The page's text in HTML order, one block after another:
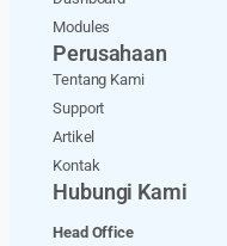
Modules
Perusahaan
Tentang Kami
Support
Artikel
Kontak
Hubungi Kami
Head Office